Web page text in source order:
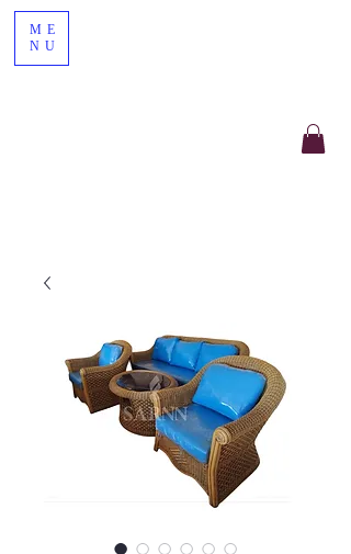
ME
NU